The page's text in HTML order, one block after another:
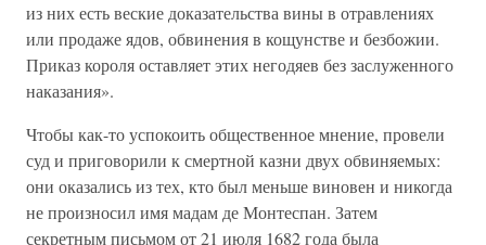
из них есть веские доказательства вины в отравлениях
или продаже ядов, обвинения в кощунстве и безбожии.
Приказ короля оставляет этих негодяев без заслуженного
наказания».
Чтобы как-то успокоить общественное мнение, провели
суд и приговорили к смертной казни двух обвиняемых:
они оказались из тех, кто был меньше виновен и никогда
не произносил имя мадам де Монтеспан. Затем
секретным письмом от 21 июля 1682 года была